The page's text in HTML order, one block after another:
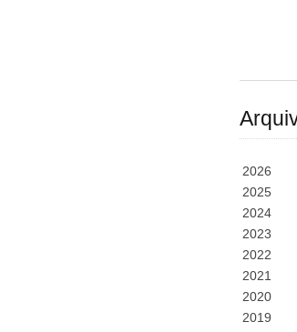
2026
2025
2024
2023
2022
2021
2020
2019